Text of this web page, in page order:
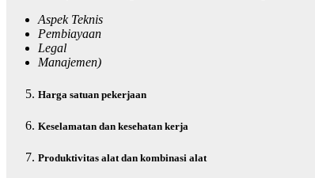
Aspek Teknis
Pembiayaan
Legal
Manajemen)
Harga satuan pekerjaan
Keselamatan dan kesehatan kerja
Produktivitas alat dan kombinasi alat